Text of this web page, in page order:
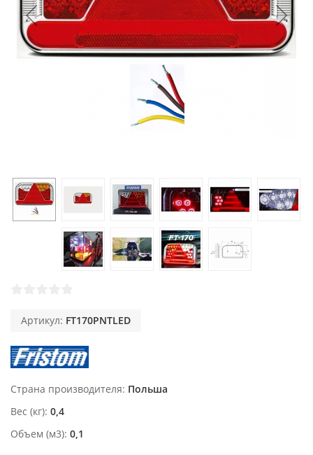
Артикул: FT170PNTLED
Страна производителя Польша
Вес (кг) 0,4
Объем (м3) 0,1